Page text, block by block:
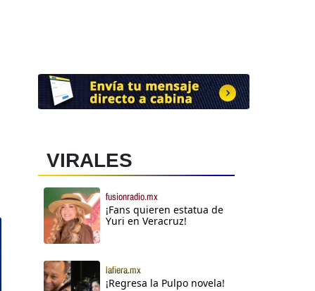
VIRALES
fusionradio.mx
¡Fans quieren estatua de
Yuri en Veracruz!
lafiera.mx
¡Regresa la Pulpo novela!